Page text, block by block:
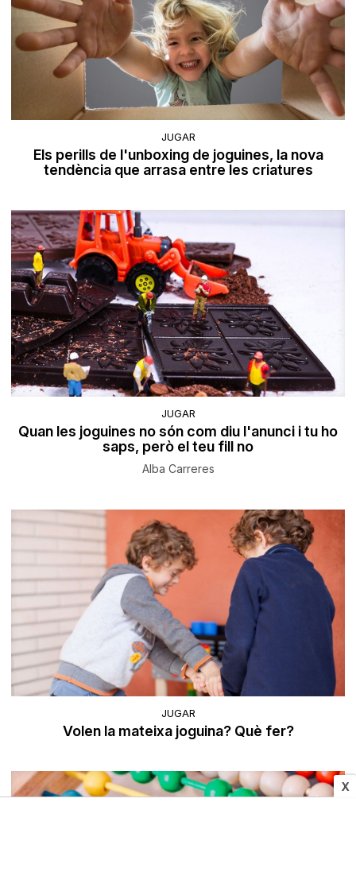
X
JUGAR
Els perills de l'unboxing de joguines, la nova
tendència que arrasa entre les criatures
JUGAR
Quan les joguines no són com diu l'anunci i tu ho
saps, però el teu fill no
Alba Carreres
JUGAR
Volen la mateixa joguina? Què fer?